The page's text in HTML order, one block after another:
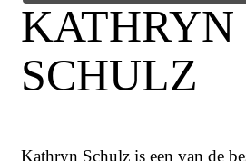
KATHRYN
SCHULZ
Kathryn Schulz is een van de